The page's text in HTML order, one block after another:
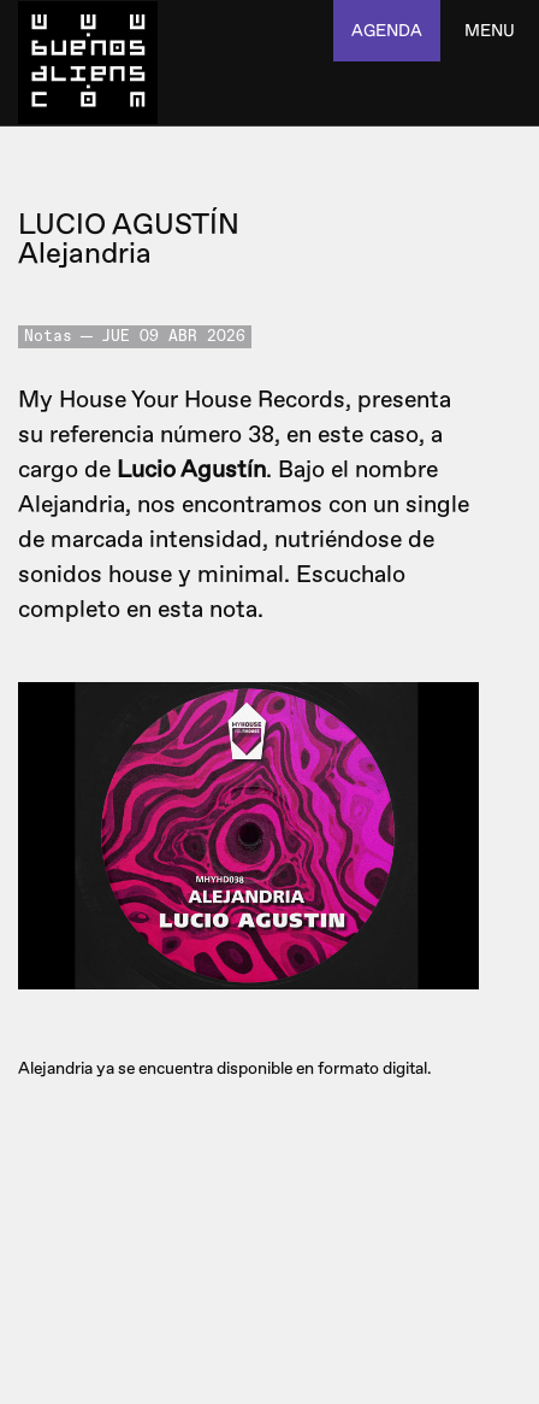
AGENDA MENU
LUCIO AGUSTÍN
Alejandria
Notas JUE 09 ABR 2026
My House Your House Records, presenta
su referencia número 38, en este caso, a
cargo de Lucio Agustín. Bajo el nombre
Alejandria, nos encontramos con un single
de marcada intensidad, nutriéndose de
sonidos house y minimal. Escuchalo
completo en esta nota.
Alejandria ya se encuentra disponible en formato digital.